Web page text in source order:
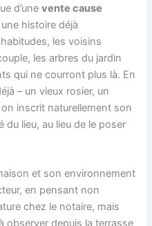
d’unevente cause
histoire déjà
les voisins
les arbres du jardin
qui ne courront plus là. En
– un vieux rosier, un
inscrit naturellement son
lieu, au lieu de le poser
et son environnement
en pensant non
chez le notaire, mais
observer depuis la terrasse